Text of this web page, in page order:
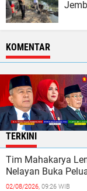
KOMENTAR
TERKINI
Tim Mahakarya
Nelayan Buka
02/08/2026, 09:26 WIB